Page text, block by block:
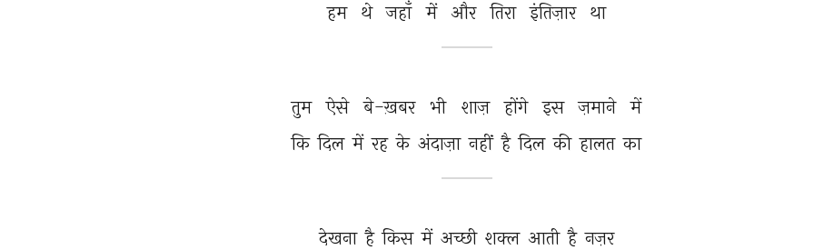
हम थे जहाँ में और तिरा इंतिज़ार था
तुम ऐसे बे-ख़बर भी शाज़ होंगे इस ज़माने में
कि दिल में रह के अंदाज़ा नहीं है दिल की हालत का
देखना है किस में अच्छी शक्ल आती है नज़र